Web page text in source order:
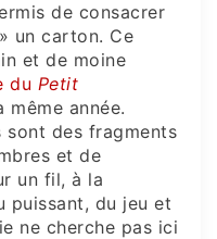
de consacrer
un carton. Ce
et de moine
du Petit
même année.
sont des fragments
et de
un fil, à la
puissant, du jeu et
ne cherche pas ici